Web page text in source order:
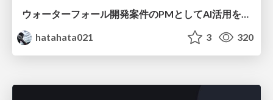
hatahata021
3 320